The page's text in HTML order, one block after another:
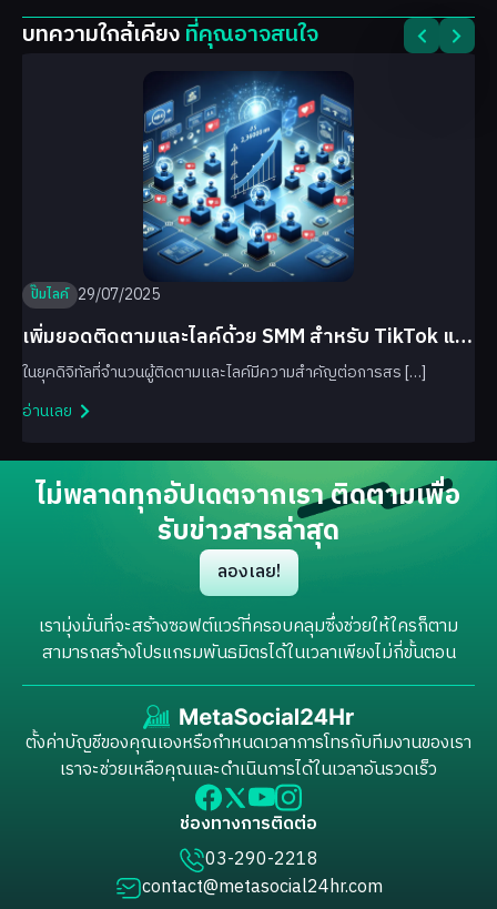
บทความใกล้เคียงที่คุณอาจสนใจ
ปั๊มไลค์ 29/07/2025
เพิ่มยอดติดตามและไลค์ด้วย SMM สำหรับ TikTok และ
Facebook
ในยุคดิจิทัลที่จำนวนผู้ติดตามและไลค์มีความสำคัญต่อการสร […]
อ่านเลย
ไม่พลาดทุกอัปเดตจากเรา ติดตามเพื่อ
รับข่าวสารล่าสุด
ลองเลย!
เรามุ่งมั่นที่จะสร้างซอฟต์แวร์ที่ครอบคลุมซึ่งช่วยให้ใครก็ตาม
สามารถสร้างโปรแกรมพันธมิตรได้ในเวลาเพียงไม่กี่ขั้นตอน
ตั้งค่าบัญชีของคุณเองหรือกำหนดเวลาการโทรกับทีมงานของเรา
เราจะช่วยเหลือคุณและดำเนินการได้ในเวลาอันรวดเร็ว
ช่องทางการติดต่อ
03-290-2218
contact@metasocial24hr.com